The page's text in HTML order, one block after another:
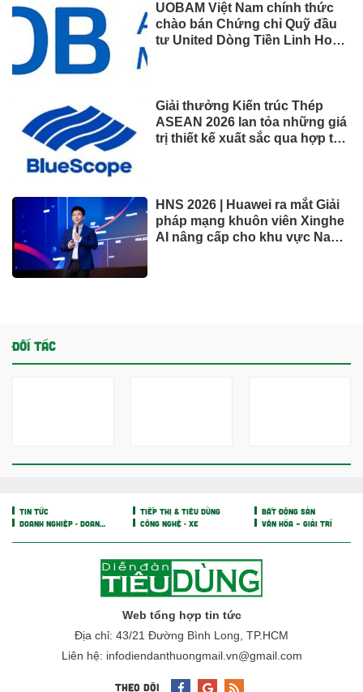
UOBAM Việt Nam chính thức
chào bán Chứng chỉ Quỹ đầu
tư United Dòng Tiền Linh Hoạt
Giải thưởng Kiến trúc Thép
ASEAN 2026 lan tỏa những giá
trị thiết kế xuất sắc qua hợp tác
HNS 2026 | Huawei ra mắt Giải
pháp mạng khuôn viên Xinghe
AI nâng cấp cho khu vực Nam
ĐỐI TÁC
TIN TỨC TIẾP THỊ & TIÊU DÙNG
BẤT ĐỘNG SẢN
DOANH NGHIỆP - DOANH NHÂN
CÔNG NGHỆ - XE VĂN HÓA – GIẢI TRÍ
Web tổng hợp tin tức
Địa chỉ: 43/21 Đường Bình Long, TP.HCM
Liên hệ: infodiendanthuongmail.vn@gmail.com
THEO DÕI